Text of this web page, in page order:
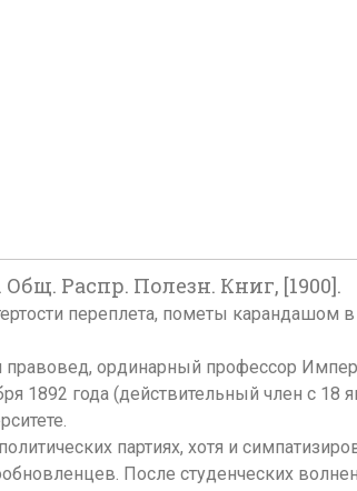
Распр. Полезн. Книг, [1900].
переплета, пометы карандашом
ординарный профессор
1892 года (действительный член с 18
партиях, хотя и
После студенческих